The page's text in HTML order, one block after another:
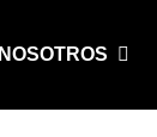
NOSOTROS